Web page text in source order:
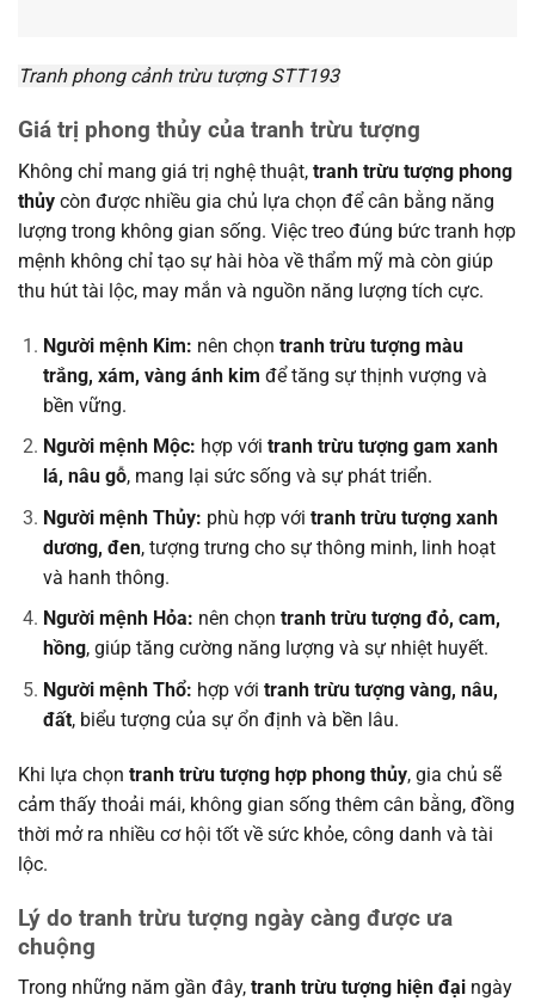
Tranh phong cảnh trừu tượng STT193
Giá trị phong thủy của tranh trừu tượng
Không chỉ mang giá trị nghệ thuật, tranh trừu tượng phong
thủy còn được nhiều gia chủ lựa chọn để cân bằng năng
lượng trong không gian sống. Việc treo đúng bức tranh hợp
mệnh không chỉ tạo sự hài hòa về thẩm mỹ mà còn giúp
thu hút tài lộc, may mắn và nguồn năng lượng tích cực.
Người mệnh Kim: nên chọn tranh trừu tượng màu
trắng, xám, vàng ánh kim để tăng sự thịnh vượng và
bền vững.
Người mệnh Mộc: hợp với tranh trừu tượng gam xanh
lá, nâu gỗ, mang lại sức sống và sự phát triển.
Người mệnh Thủy: phù hợp với tranh trừu tượng xanh
dương, đen, tượng trưng cho sự thông minh, linh hoạt
và hanh thông.
Người mệnh Hỏa: nên chọn tranh trừu tượng đỏ, cam,
hồng, giúp tăng cường năng lượng và sự nhiệt huyết.
Người mệnh Thổ: hợp với tranh trừu tượng vàng, nâu,
đất, biểu tượng của sự ổn định và bền lâu.
Khi lựa chọn tranh trừu tượng hợp phong thủy, gia chủ sẽ
cảm thấy thoải mái, không gian sống thêm cân bằng, đồng
thời mở ra nhiều cơ hội tốt về sức khỏe, công danh và tài
lộc.
Lý do tranh trừu tượng ngày càng được ưa
chuộng
Trong những năm gần đây, tranh trừu tượng hiện đại ngày